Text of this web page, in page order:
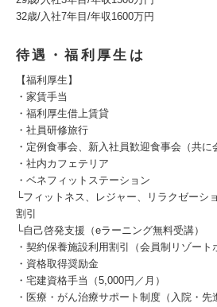
32歳/入社7年目/年収1600万円
待遇・福利厚生は
【福利厚生】
・家賃手当
・福利厚生借上賃貸
・社員研修旅行
・定例食事会、新入社員歓迎食事会（共に
・社内カフェテリア
・ベネフィットステーション
└フィットネス、レジャー、リラクゼーシ
割引
└自己啓発支援（eラーニング無料受講）
・契約保養施設利用割引（会員制リゾー
・資格取得奨励金
・宅建資格手当（5,000円／月）
・医療・がん治療サポート制度（入院・先